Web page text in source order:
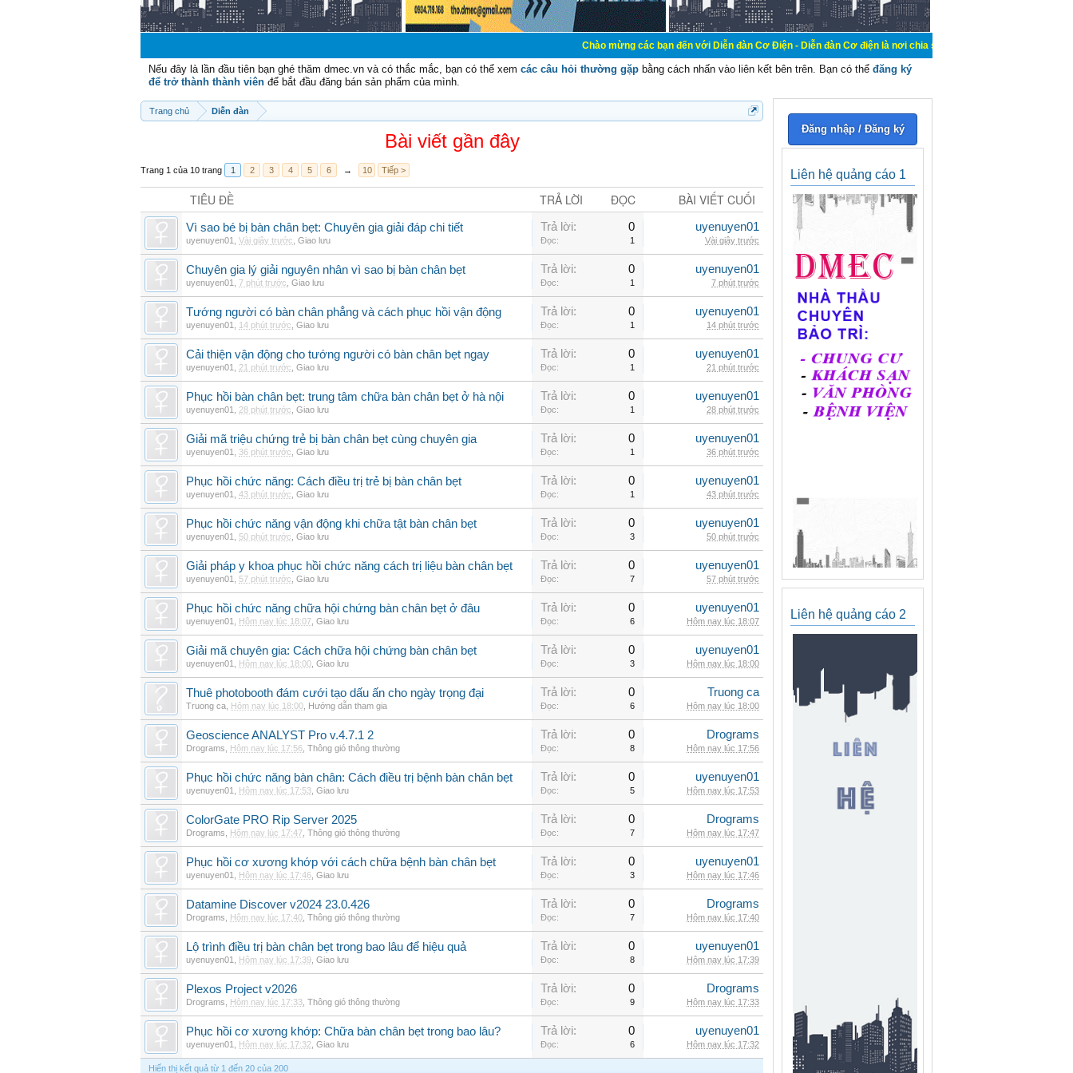
Chào mừng các bạn đến với Diễn đàn Cơ Điện - Diễn đàn Cơ điện là nơi chia sẽ kiến thức kinh nghiệm trong lãnh vực
Nếu đây là lần đầu tiên bạn ghé thăm dmec.vn và có thắc mắc, bạn có thể xem các câu hỏi thường gặp bằng cách nhấn vào liên kết bên trên. Bạn có thể đăng ký
để trở thành thành viên để bắt đầu đăng bán sản phẩm của mình.
Trang chủ Diễn đàn
Bài viết gần đây
Trang 1 của 10 trang 1 2 3 4 5 6 → 10 Tiếp >
TIÊU ĐỀ TRẢ LỜI ĐỌC BÀI VIẾT CUỐI
Vì sao bé bị bàn chân bẹt: Chuyên gia giải đáp chi tiết
uyenuyen01 Vài giây trước Giao lưu
Trả lời: 0
Đọc: 1
uyenuyen01
Vài giây trước
Chuyên gia lý giải nguyên nhân vì sao bị bàn chân bẹt
uyenuyen01 7 phút trước Giao lưu
Trả lời: 0
Đọc: 1
uyenuyen01
7 phút trước
Tướng người có bàn chân phẳng và cách phục hồi vận động
uyenuyen01 14 phút trước Giao lưu
Trả lời: 0
Đọc: 1
uyenuyen01
14 phút trước
Cải thiện vận động cho tướng người có bàn chân bẹt ngay
uyenuyen01 21 phút trước Giao lưu
Trả lời: 0
Đọc: 1
uyenuyen01
21 phút trước
Phục hồi bàn chân bẹt: trung tâm chữa bàn chân bẹt ở hà nội
uyenuyen01 28 phút trước Giao lưu
Trả lời: 0
Đọc: 1
uyenuyen01
28 phút trước
Giải mã triệu chứng trẻ bị bàn chân bẹt cùng chuyên gia
uyenuyen01 36 phút trước Giao lưu
Trả lời: 0
Đọc: 1
uyenuyen01
36 phút trước
Phục hồi chức năng: Cách điều trị trẻ bị bàn chân bẹt
uyenuyen01 43 phút trước Giao lưu
Trả lời: 0
Đọc: 1
uyenuyen01
43 phút trước
Phục hồi chức năng vận động khi chữa tật bàn chân bẹt
uyenuyen01 50 phút trước Giao lưu
Trả lời: 0
Đọc: 3
uyenuyen01
50 phút trước
Giải pháp y khoa phục hồi chức năng cách trị liệu bàn chân bẹt
uyenuyen01 57 phút trước Giao lưu
Trả lời: 0
Đọc: 7
uyenuyen01
57 phút trước
Phục hồi chức năng chữa hội chứng bàn chân bẹt ở đâu
uyenuyen01 Hôm nay lúc 18:07 Giao lưu
Trả lời: 0
Đọc: 6
uyenuyen01
Hôm nay lúc 18:07
Giải mã chuyên gia: Cách chữa hội chứng bàn chân bẹt
uyenuyen01 Hôm nay lúc 18:00 Giao lưu
Trả lời: 0
Đọc: 3
uyenuyen01
Hôm nay lúc 18:00
Thuê photobooth đám cưới tạo dấu ấn cho ngày trọng đại
Truong ca Hôm nay lúc 18:00 Hướng dẫn tham gia
Trả lời: 0
Đọc: 6
Truong ca
Hôm nay lúc 18:00
Geoscience ANALYST Pro v.4.7.1 2
Drograms Hôm nay lúc 17:56 Thông gió thông thường
Trả lời: 0
Đọc: 8
Drograms
Hôm nay lúc 17:56
Phục hồi chức năng bàn chân: Cách điều trị bệnh bàn chân bẹt
uyenuyen01 Hôm nay lúc 17:53 Giao lưu
Trả lời: 0
Đọc: 5
uyenuyen01
Hôm nay lúc 17:53
ColorGate PRO Rip Server 2025
Drograms Hôm nay lúc 17:47 Thông gió thông thường
Trả lời: 0
Đọc: 7
Drograms
Hôm nay lúc 17:47
Phục hồi cơ xương khớp với cách chữa bệnh bàn chân bẹt
uyenuyen01 Hôm nay lúc 17:46 Giao lưu
Trả lời: 0
Đọc: 3
uyenuyen01
Hôm nay lúc 17:46
Datamine Discover v2024 23.0.426
Drograms Hôm nay lúc 17:40 Thông gió thông thường
Trả lời: 0
Đọc: 7
Drograms
Hôm nay lúc 17:40
Lộ trình điều trị bàn chân bẹt trong bao lâu để hiệu quả
uyenuyen01 Hôm nay lúc 17:39 Giao lưu
Trả lời: 0
Đọc: 8
uyenuyen01
Hôm nay lúc 17:39
Plexos Project v2026
Drograms Hôm nay lúc 17:33 Thông gió thông thường
Trả lời: 0
Đọc: 9
Drograms
Hôm nay lúc 17:33
Phục hồi cơ xương khớp: Chữa bàn chân bẹt trong bao lâu?
uyenuyen01 Hôm nay lúc 17:32 Giao lưu
Trả lời: 0
Đọc: 6
uyenuyen01
Hôm nay lúc 17:32
Hiển thị kết quả từ 1 đến 20 của 200
Đăng nhập / Đăng ký
Liên hệ quảng cáo 1
Liên hệ quảng cáo 2